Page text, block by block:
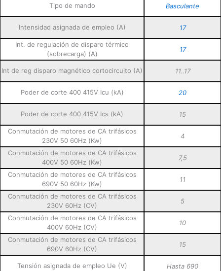
Tipo de mando Basculante
Intensidad asignada de empleo (A) 17
Int. de regulación de disparo térmico
(sobrecarga) (A)
17
Int de reg disparo magnético cortocircuito (A) 11..17
Poder de corte 400 415V Icu (kA) 20
Poder de corte 400 415V Ics (kA) 15
Conmutación de motores de CA trifásicos
230V 50 60Hz (Kw)
4
Conmutación de motores de CA trifásicos
400V 50 60Hz (Kw)
7,5
Conmutación de motores de CA trifásicos
690V 50 60Hz (Kw)
11
Conmutación de motores de CA trifásicos
230V 60Hz (CV)
5
Conmutación de motores de CA trifásicos
400V 60Hz (CV)
10
Conmutación de motores de CA trifásicos
690V 60Hz (CV)
15
Tensión asignada de empleo Ue (V) Hasta 690